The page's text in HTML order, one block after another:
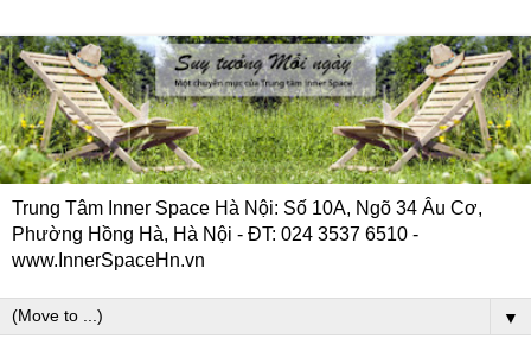
Trung Tâm Inner Space Hà Nội: Số 10A, Ngõ 34 Âu Cơ,
Phường Hồng Hà, Hà Nội - ĐT: 024 3537 6510 -
www.InnerSpaceHn.vn
▼